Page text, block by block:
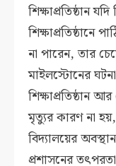
শিক্ষাপ্রতিষ্ঠান
শিক্ষাপ্রতিষ্ঠানে
না পারেন, তার
মাইলস্টোনের
শিক্ষাপ্রতিষ্ঠান
মৃত্যুর কারণ না
বিদ্যালয়ের
প্রশাসনের